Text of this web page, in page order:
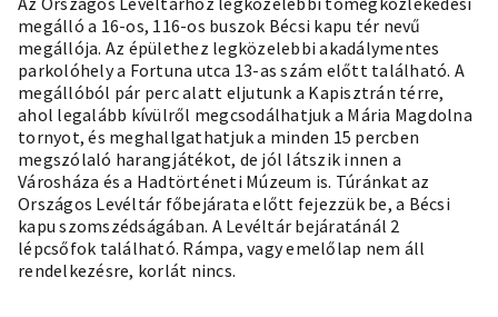
megálló a 16-os, 116-os buszok Bécsi kapu tér nevű
megállója. Az épülethez legközelebbi akadálymentes
parkolóhely a Fortuna utca 13-as szám előtt található. A
megállóból pár perc alatt eljutunk a Kapisztrán térre,
ahol legalább kívülről megcsodálhatjuk a Mária Magdolna
tornyot, és meghallgathatjuk a minden 15 percben
megszólaló harangjátékot, de jól látszik innen a
Városháza és a Hadtörténeti Múzeum is. Túránkat az
Országos Levéltár főbejárata előtt fejezzük be, a Bécsi
kapu szomszédságában. A Levéltár bejáratánál 2
lépcsőfok található. Rámpa, vagy emelőlap nem áll
rendelkezésre, korlát nincs.